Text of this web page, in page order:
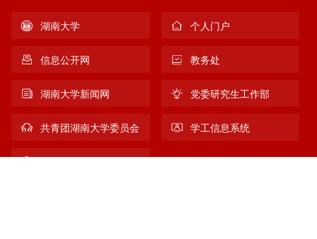
湖南大学 个人门户
信息公开网 教务处
湖南大学新闻网 党委研究生工作部
共青团湖南大学委员会 学工信息系统
新生宝典